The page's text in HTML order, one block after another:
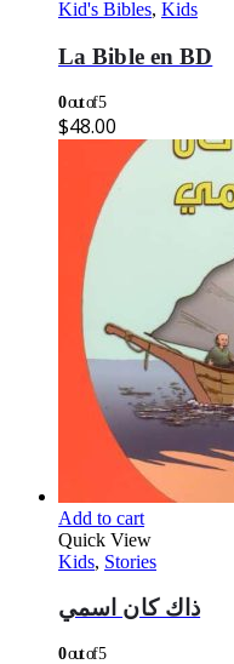
Kid's Bibles, Kids
La Bible en BD
0out of 5
$48.00
Add to cart
Quick View
Kids, Stories
ذاك كان اسمي
0out of 5